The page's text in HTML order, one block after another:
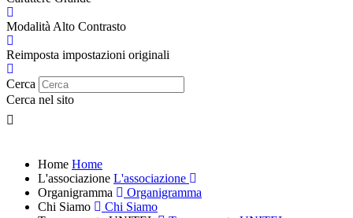
Modalità Alto Contrasto
Reimposta impostazioni originali
Cerca
Cerca nel sito
Home Home
L'associazione L'associazione
Organigramma
Organigramma
Chi Siamo
Chi Siamo